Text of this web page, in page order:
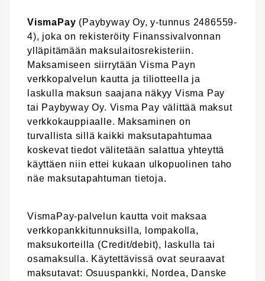
VismaPay (Paybyway Oy, y-tunnus 2486559-
4), joka on rekisteröity Finanssivalvonnan
ylläpitämään maksulaitosrekisteriin.
Maksamiseen siirrytään Visma Payn
verkkopalvelun kautta ja tiliotteella ja
laskulla maksun saajana näkyy Visma Pay
tai Paybyway Oy. Visma Pay välittää maksut
verkkokauppiaalle. Maksaminen on
turvallista sillä kaikki maksutapahtumaa
koskevat tiedot välitetään salattua yhteyttä
käyttäen niin ettei kukaan ulkopuolinen taho
näe maksutapahtuman tietoja.
VismaPay-palvelun kautta voit maksaa
verkkopankkitunnuksilla, lompakolla,
maksukorteilla (Credit/debit), laskulla tai
osamaksulla. Käytettävissä ovat seuraavat
maksutavat: Osuuspankki, Nordea, Danske